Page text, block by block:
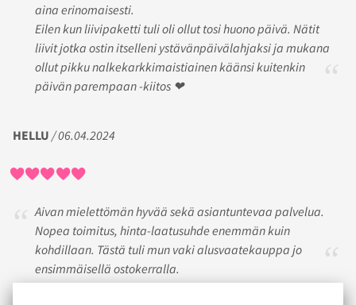
aina erinomaisesti.
Eilen kun liivipaketti tuli oli ollut tosi huono päivä. Nätit
liivit jotka ostin itselleni ystävänpäivälahjaksi ja mukana
ollut pikku nalkekarkkimaistiainen käänsi kuitenkin
päivän parempaan -kiitos ❤
HELLU / 06.04.2024
Aivan mielettömän hyvää sekä asiantuntevaa palvelua.
Nopea toimitus, hinta-laatusuhde enemmän kuin
kohdillaan. Tästä tuli mun vaki alusvaatekauppa jo
ensimmäisellä ostokerralla.